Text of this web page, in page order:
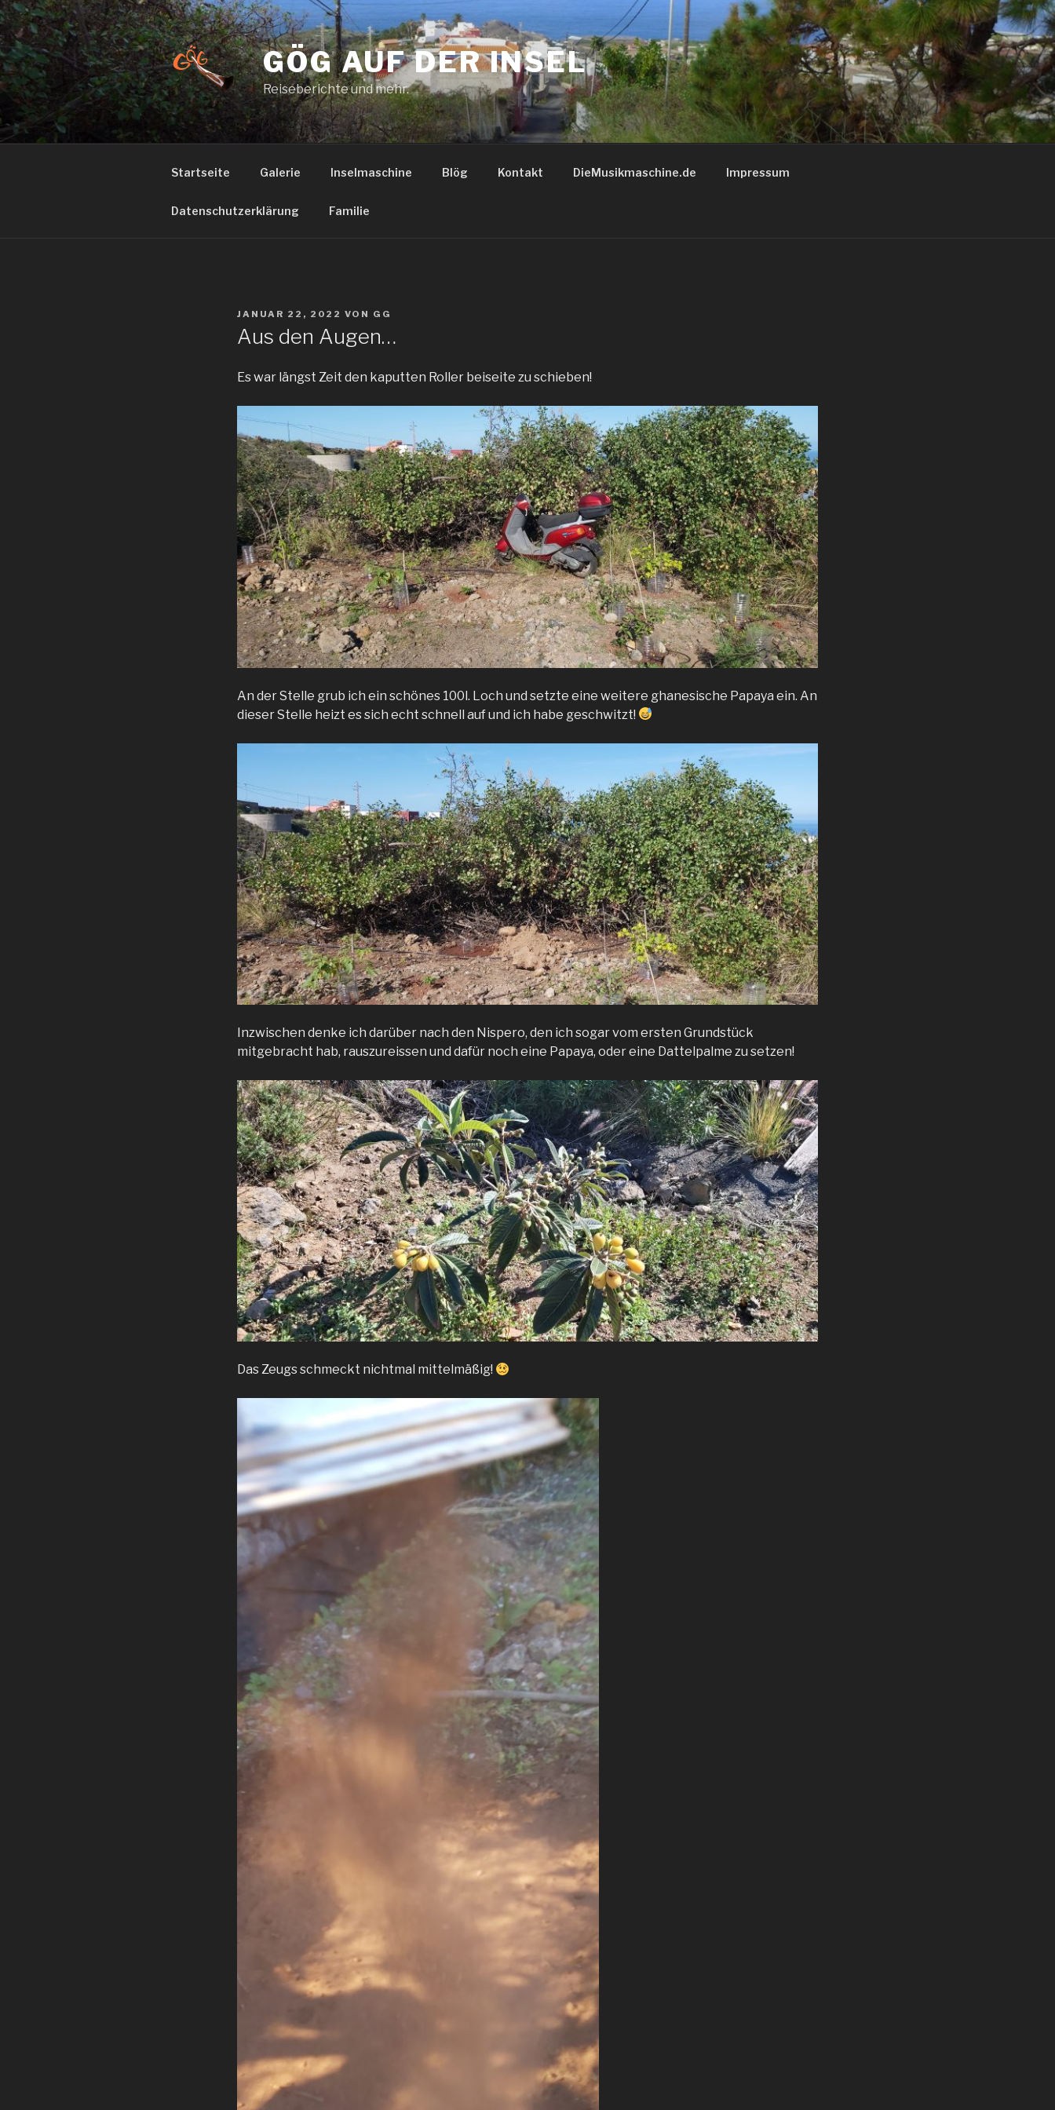
Zum
Inhalt
springen
GÖG AUF DER INSEL
Reiseberichte und mehr.
Startseite Galerie Inselmaschine Blög Kontakt DieMusikmaschine.de Impressum
Datenschutzerklärung Familie
VERÖFFENTLICHT
JANUAR 22, 2022 VON GG
Aus den Augen…
Es war längst Zeit den kaputten Roller beiseite zu schieben!
An der Stelle grub ich ein schönes 100l. Loch und setzte eine weitere ghanesische Papaya ein. An
dieser Stelle heizt es sich echt schnell auf und ich habe geschwitzt!
Inzwischen denke ich darüber nach den Nispero, den ich sogar vom ersten Grundstück
mitgebracht hab, rauszureissen und dafür noch eine Papaya, oder eine Dattelpalme zu setzen!
Das Zeugs schmeckt nichtmal mittelmäßig!